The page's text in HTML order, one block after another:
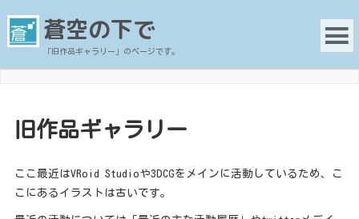
蒼空の下で
「旧作品ギャラリー」のページです。
旧作品ギャラリー
ここ最近はVRoid Studioや3DCGをメインに活動しているため、こ
こにあるイラストは古いです。